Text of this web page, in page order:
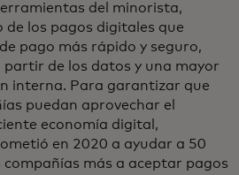
del minorista,
de los pagos digitales que
pago más rápido y seguro,
de los datos y una mayor
interna. Para garantizar que
puedan aprovechar el
economía digital,
en 2020 a ayudar a 50
compañías más a aceptar pagos